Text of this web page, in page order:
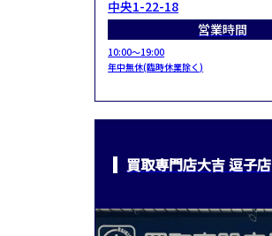
中央1-22-18
営業時間
10:00～19:00
年中無休(臨時休業除く)
買取専門店大吉 逗子店